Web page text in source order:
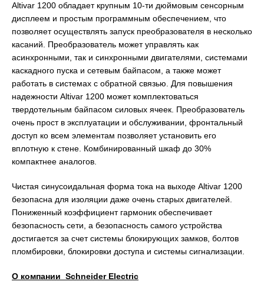
Altivar 1200 обладает крупным 10-ти дюймовым сенсорным
дисплеем и простым программным обеспечением, что
позволяет осуществлять запуск преобразователя в несколько
касаний. Преобразователь может управлять как
асинхронными, так и синхронными двигателями, системами
каскадного пуска и сетевым байпасом, а также может
работать в системах с обратной связью. Для повышения
надежности Altivar 1200 может комплектоваться
твердотельным байпасом силовых ячеек. Преобразователь
очень прост в эксплуатации и обслуживании, фронтальный
доступ ко всем элементам позволяет установить его
вплотную к стене. Комбинированный шкаф до 30%
компактнее аналогов.
Чистая синусоидальная форма тока на выходе Altivar 1200
безопасна для изоляции даже очень старых двигателей.
Пониженный коэффициент гармоник обеспечивает
безопасность сети, а безопасность самого устройства
достигается за счет системы блокирующих замков, болтов
пломбировки, блокировки доступа и системы сигнализации.
О компании Schneider Electric